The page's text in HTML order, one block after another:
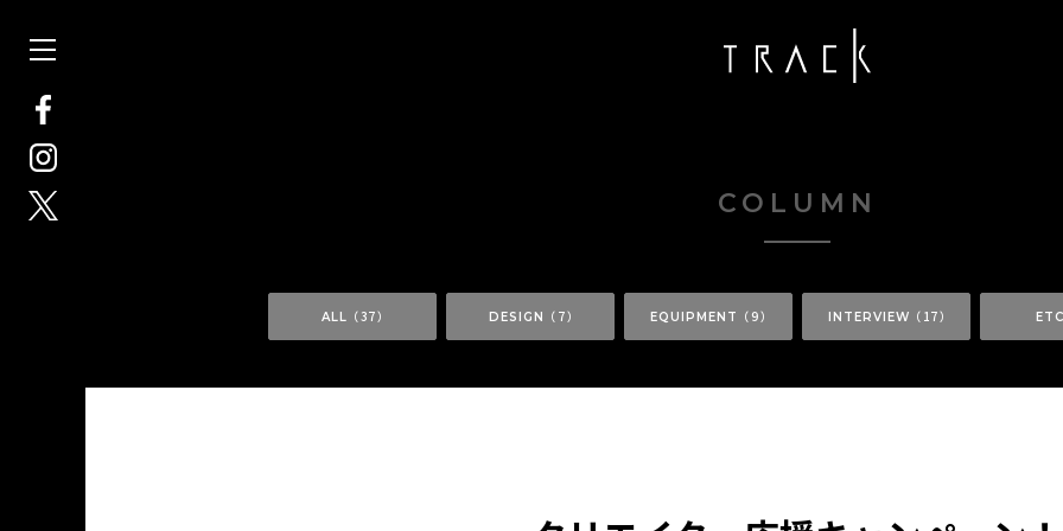
COLUMN
ALL （ 37 ） DESIGN （ 7 ） EQUIPMENT （ 9 ） INTERVIEW （ 17 ） ETC